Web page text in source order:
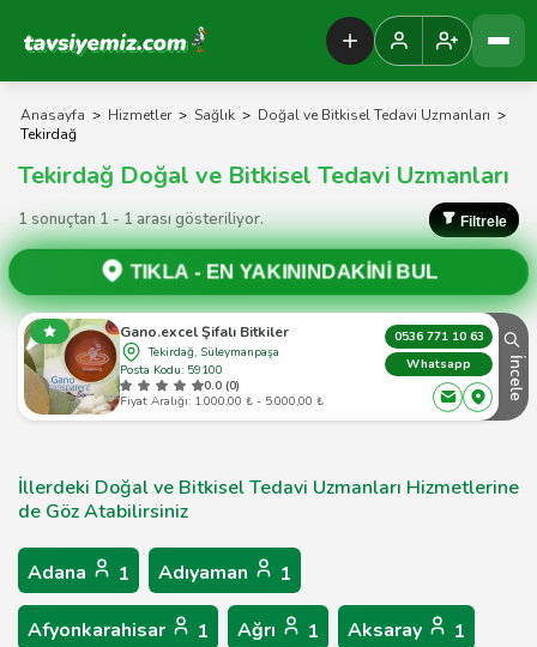
Tavsiyemiz Anasayfa
Anasayfa > Hizmetler > Sağlık > Doğal ve Bitkisel Tedavi Uzmanları >
Tekirdağ
Tekirdağ Doğal ve Bitkisel Tedavi Uzmanları
1 sonuçtan 1 - 1 arası gösteriliyor. Filtrele
TIKLA -EN YAKININDAKİNİ BUL
Gano.excel Şifalı Bitkiler
Tekirdağ, Süleymanpaşa
Posta Kodu: 59100
0.0 (0)
Fiyat Aralığı: 1.000,00 ₺ - 5.000,00 ₺
0536 771 10 63
Whatsapp
İncele
İllerdeki Doğal ve Bitkisel Tedavi Uzmanları Hizmetlerine
de Göz Atabilirsiniz
Adana 1 Adıyaman 1
Afyonkarahisar 1 Ağrı 1 Aksaray 1